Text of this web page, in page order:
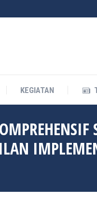
KEGIATAN
KEGIATAN